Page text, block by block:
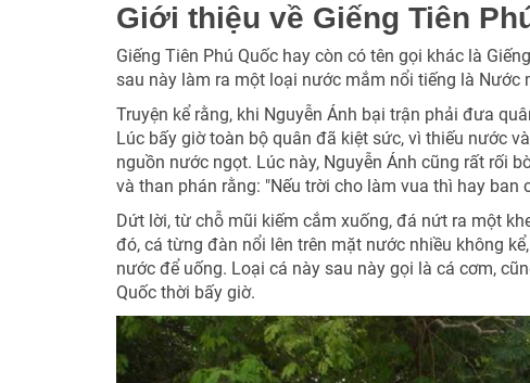
Giới thiệu về Giếng Tiên
Giếng Tiên Phú Quốc hay còn có tên gọi khác là
sau này làm ra một loại nước mắm nổi tiếng là Nước
Truyện kể rằng, khi Nguyễn Ánh bại trận phải đưa
Lúc bấy giờ toàn bộ quân đã kiệt sức, vì thiếu nước
nguồn nước ngọt. Lúc này, Nguyễn Ánh cũng rất rối
và than phán rằng: "Nếu trời cho làm vua thì hay ban
Dứt lời, từ chỗ mũi kiếm cắm xuống, đá nứt ra một
đó, cá từng đàn nổi lên trên mặt nước nhiều không
nước để uống. Loại cá này sau này gọi là cá cơm,
Quốc thời bấy giờ.